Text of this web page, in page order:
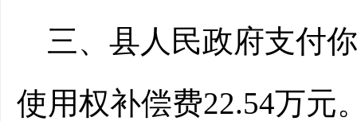
三、 县人民政府支付
使用权补偿费22.54万元